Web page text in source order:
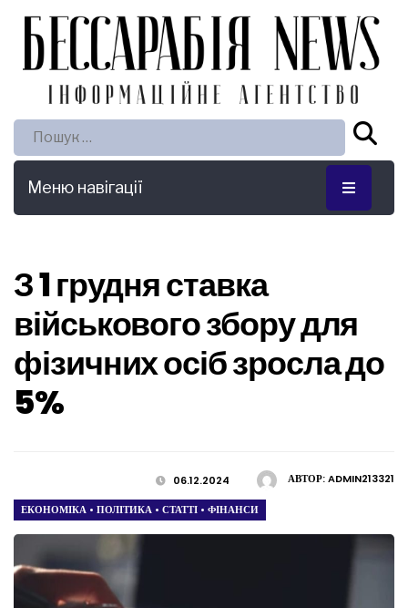
Пошук:
Меню навігації
З 1 грудня ставка
військового збору для
фізичних осіб зросла до
5%
АВТОР:ADMIN213321
06.12.2024
ЕКОНОМІКА • ПОЛІТИКА • СТАТТІ • ФІНАНСИ